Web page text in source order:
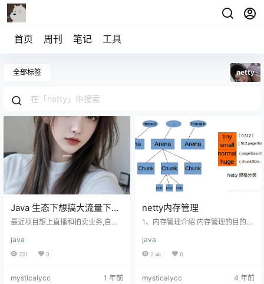
首页 周刊 笔记 工具
全部标签 netty
Java 生态下想搞大流量下的
ws,是不是暂时只能 netty?
最近项目想上直播和拍卖业务,自身
方案下是不是更推荐 netty 或者有没
有其他可以参考的方案呢? 直播推流
和评论。 1. 使用 Netty 的建议 saga
java
231 0
mysticalycc 1 年前
netty内存管理
1、内存管理介绍 内存管理的目的是
时回收资源，提高内存的使用资
源。 可以带着以下问题进行研究：
下内存池不断申请/释放，如何实现
java
2.4k 0
mysticalycc 4 年前